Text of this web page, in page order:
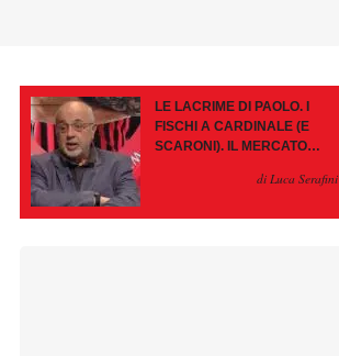
LE LACRIME DI PAOLO. I
FISCHI A CARDINALE (E
SCARONI). IL MERCATO
PAZIENZA, SE RESTA È
di Luca Serafini